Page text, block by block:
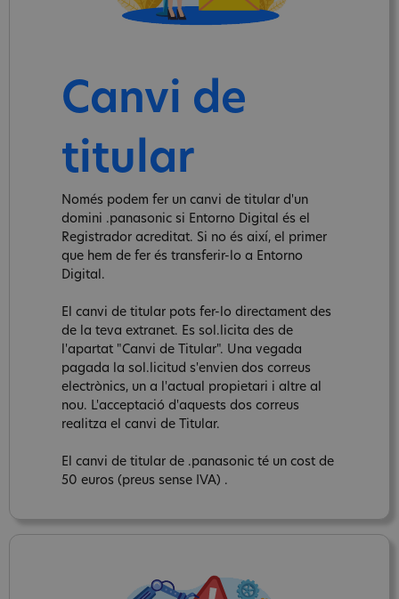
Canvi de
titular
Només podem fer un canvi de titular d'un
domini .panasonic si Entorno Digital és el
Registrador acreditat. Si no és així, el primer
que hem de fer és transferir-lo a Entorno
Digital.
El canvi de titular pots fer-lo directament des
de la teva extranet. Es sol.licita des de
l'apartat "Canvi de Titular". Una vegada
pagada la sol.licitud s'envien dos correus
electrònics, un a l'actual propietari i altre al
nou. L'acceptació d'aquests dos correus
realitza el canvi de Titular.
El canvi de titular de .panasonic té un cost de
50 euros (preus sense IVA) .